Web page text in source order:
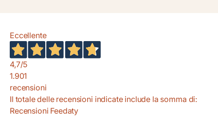
Eccellente
4,7/5
1.901
recensioni
Il totale delle recensioni indicate include la somma di:
Recensioni Feedaty